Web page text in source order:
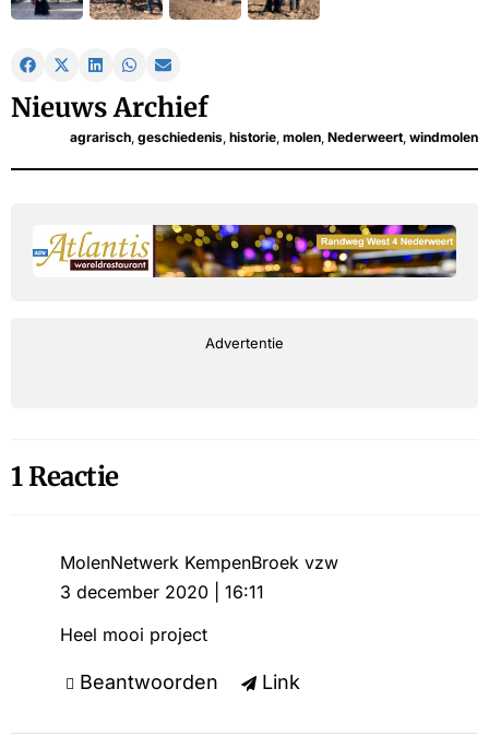
Nieuws Archief
agrarisch, geschiedenis, historie, molen, Nederweert, windmolen
Advertentie
1 Reactie
MolenNetwerk KempenBroek vzw
3 december 2020 | 16:11
Heel mooi project
Beantwoorden Link